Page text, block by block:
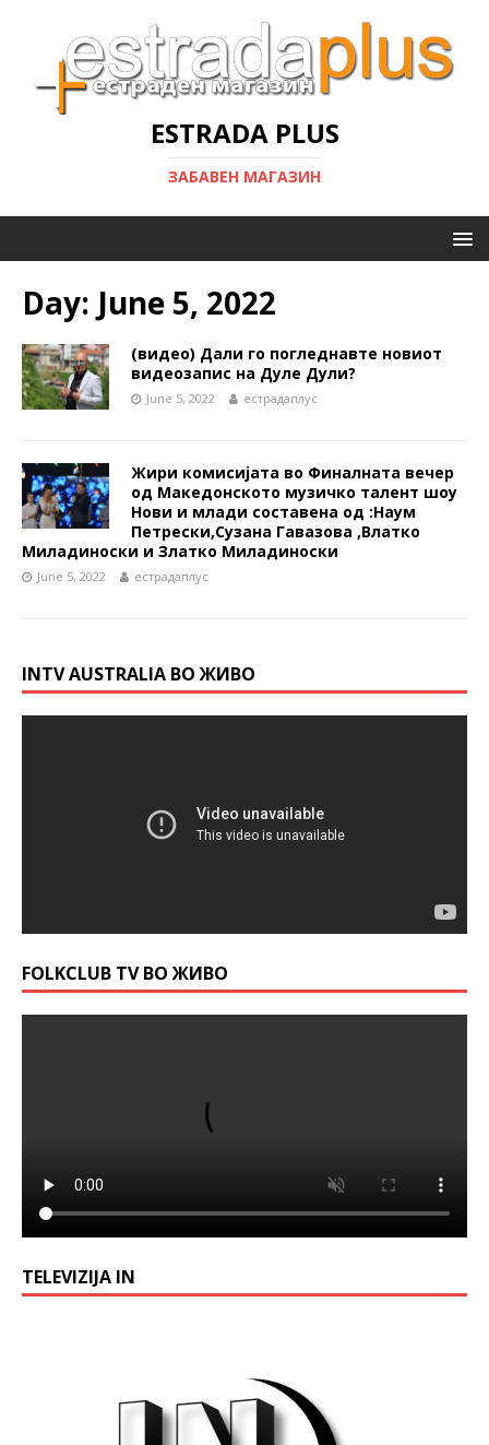
ESTRADA PLUS
ЗАБАВЕН МАГАЗИН
Day: June 5, 2022
(видео) Дали го погледнавте новиот
видеозапис на Дуле Дули?
June 5, 2022 естрадаплус
Жири комисијата во Финалната вечер
од Македонското музичко талент шоу
Нови и млади составена од :Наум
Петрески,Сузана Гавазова ,Влатко
Миладиноски и Златко Миладиноски
June 5, 2022 естрадаплус
INTV AUSTRALIA ВО ЖИВО
FOLKCLUB TV ВО ЖИВО
TELEVIZIJA IN